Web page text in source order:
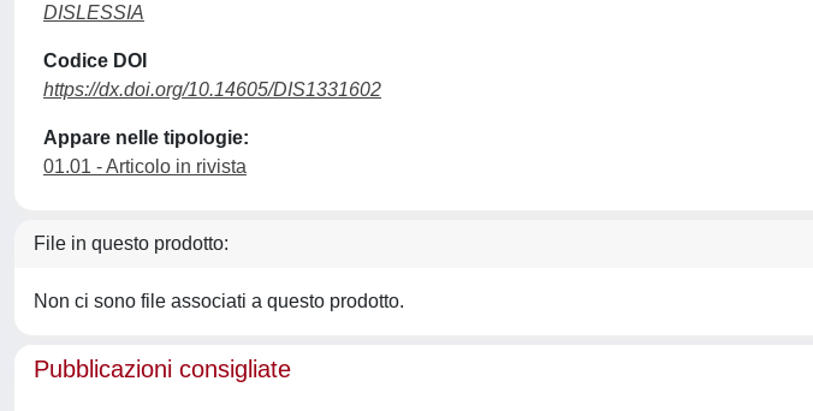
DISLESSIA
Codice DOI
https://dx.doi.org/10.14605/DIS1331602
Appare nelle tipologie:
01.01 - Articolo in rivista
File in questo prodotto:
Non ci sono file associati a questo prodotto.
Pubblicazioni consigliate